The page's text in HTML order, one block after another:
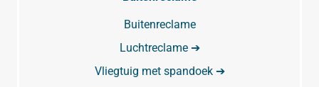
Buitenreclame
Luchtreclame ➔
Vliegtuig met spandoek ➔